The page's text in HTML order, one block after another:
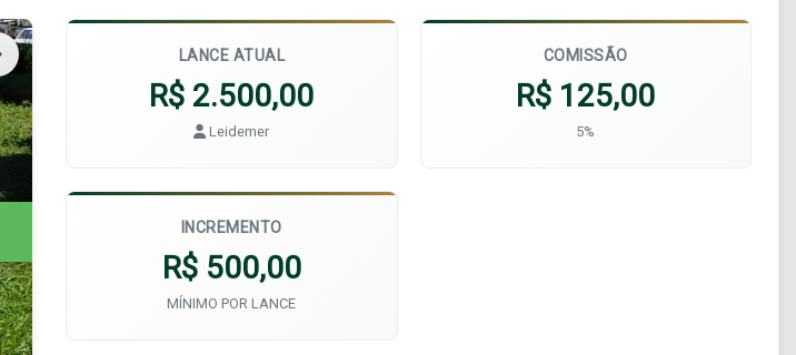
LANCE ATUAL
R$ 2.500,00
Leidemer
COMISSÃO
R$ 125,00
5%
INCREMENTO
R$ 500,00
MÍNIMO POR LANCE